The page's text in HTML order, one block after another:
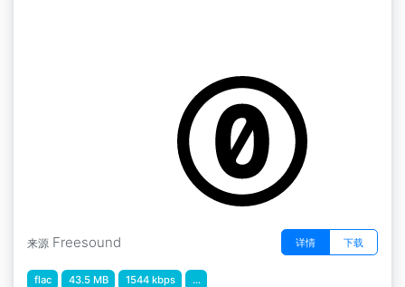
来源 Freesound 详情 下载
flac 43.5 MB 1544 kbps ...